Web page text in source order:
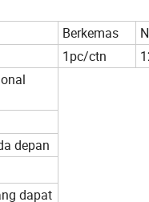
Berkemas
1pc/ctn
depan
dapat